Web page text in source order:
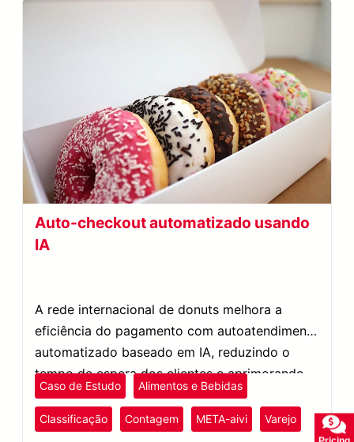
Auto-checkout automatizado usando
IA
A rede internacional de donuts melhora a
eficiência do pagamento com autoatendimento
automatizado baseado em IA, reduzindo o
tempo de espera dos clientes e aprimorando
as operações da loja.
Caso de Estudo Alimentos e Bebidas
Classificação Contagem META-aivi Varejo